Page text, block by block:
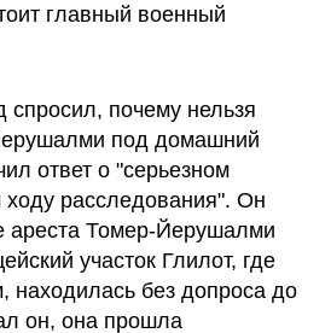
главный военный
спросил, почему нельзя
под домашний
ответ о "серьезном
расследования". Он
ареста Томер-Йерушалми
участок Глилот, где
находилась без допроса до
он, она прошла